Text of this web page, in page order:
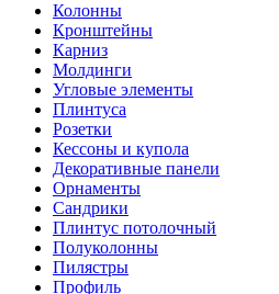
Колонны
Кронштейны
Карниз
Молдинги
Угловые элементы
Плинтуса
Розетки
Кессоны и купола
Декоративные панели
Орнаменты
Сандрики
Плинтус потолочный
Полуколонны
Пилястры
Профиль